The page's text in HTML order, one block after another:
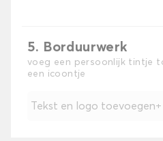
5. Borduurwerk
voeg een persoonlijk tintje
een icoontje
Tekst en logo toevoegen